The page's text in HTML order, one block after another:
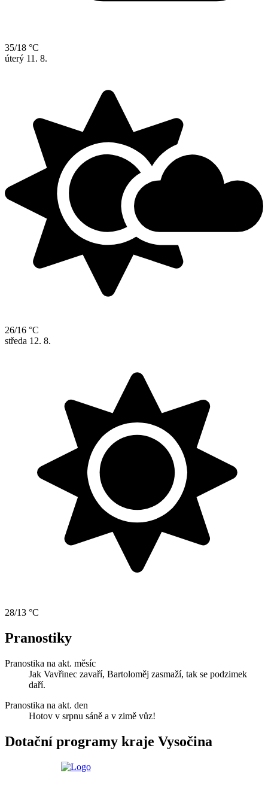
35/18 °C
úterý 11. 8.
26/16 °C
středa 12. 8.
28/13 °C
Pranostiky
Pranostika na akt. měsíc
Jak Vavřinec zavaří, Bartoloměj zasmaží, tak se podzimek
daří.
Pranostika na akt. den
Hotov v srpnu sáně a v zimě vůz!
Dotační programy kraje Vysočina